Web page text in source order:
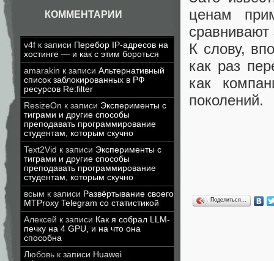
КОММЕНТАРИИ
v4f к записи Перебор IP-адресов на
хостинге — и как с этим бороться
amarakin к записи Альтернативный
список заблокированных в РФ
ресурсов Re:filter
ResizeOn к записи Эксперименты с
тиграми и другие способы
преподавать программирование
студентам, которым скучно
Text2Vid к записи Эксперименты с
тиграми и другие способы
преподавать программирование
студентам, которым скучно
всым к записи Развёртывание своего
MTProxy Telegram со статистикой
Алексей к записи Как я собрал LLM-
печку на 4 GPU, и на что она
способна
Любовь к записи Huawei
ценам
К слову,
как раз
как
поколений.
Поделиться…